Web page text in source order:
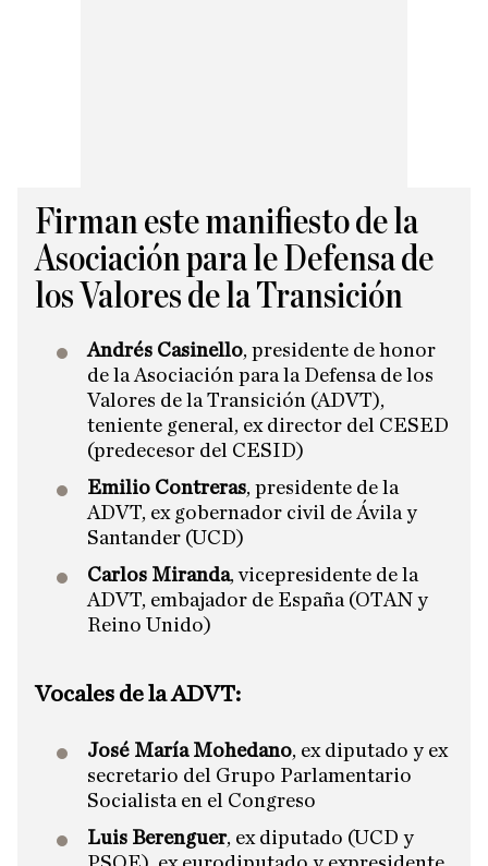
Firman este manifiesto de la
Asociación para le Defensa de
los Valores de la Transición
Andrés Casinello, presidente de honor
de la Asociación para la Defensa de los
Valores de la Transición (ADVT),
teniente general, ex director del CESED
(predecesor del CESID)
Emilio Contreras, presidente de la
ADVT, ex gobernador civil de Ávila y
Santander (UCD)
Carlos Miranda, vicepresidente de la
ADVT, embajador de España (OTAN y
Reino Unido)
Vocales de la ADVT:
José María Mohedano, ex diputado y ex
secretario del Grupo Parlamentario
Socialista en el Congreso
Luis Berenguer, ex diputado (UCD y